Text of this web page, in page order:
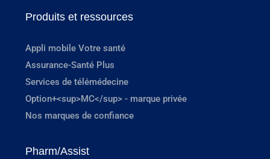
Produits et ressources
Appli mobile Votre santé
Assurance-Santé Plus
Services de télémédecine
Option+<sup>MC</sup> - marque privée
Nos marques de confiance
Pharm/Assist